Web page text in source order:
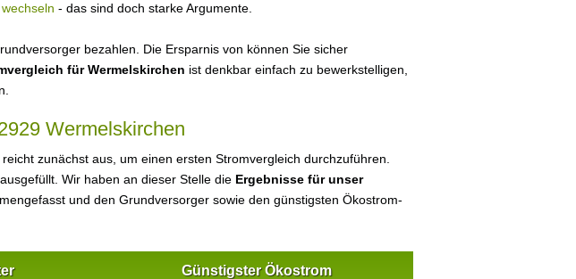
- das sind doch starke Argumente.
bezahlen. Die Ersparnis von können Sie sicher
für Wermelskirchen ist denkbar einfach zu bewerkstelligen,
Wermelskirchen
reicht zunächst aus, um einen ersten Stromvergleich durchzuführen.
Wir haben an dieser Stelle die Ergebnisse für unser
und den Grundversorger sowie den günstigsten Ökostrom-
Günstigster Ökostrom